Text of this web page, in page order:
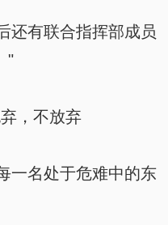
有联合指挥部成员
"
，不放弃
一名处于危难中的东